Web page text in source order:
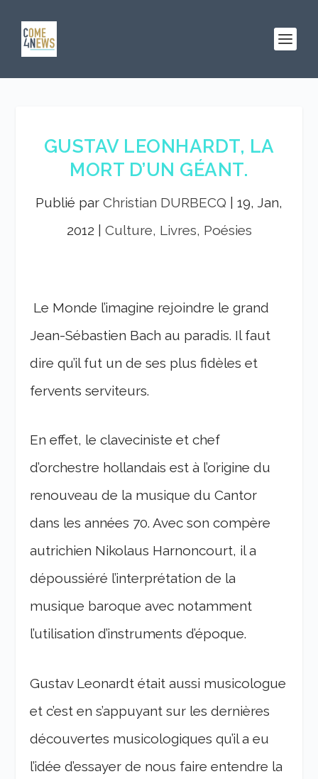
GUSTAV LEONHARDT, LA
MORT D’UN GÉANT.
Publié par Christian DURBECQ
19, Jan,
2012
Culture, Livres, Poésies
Le Monde l’imagine rejoindre le grand
Jean-Sébastien Bach au paradis. Il faut
dire qu’il fut un de ses plus fidèles et
fervents serviteurs.
En effet, le claveciniste et chef
d’orchestre hollandais est à l’origine du
renouveau de la musique du Cantor
dans les années 70. Avec son compère
autrichien Nikolaus Harnoncourt, il a
dépoussiéré l’interprétation de la
musique baroque avec notamment
l’utilisation d’instruments d’époque.
Gustav Leonardt était aussi musicologue
et c’est en s’appuyant sur les dernières
découvertes musicologiques qu’il a eu
l’idée d’essayer de nous faire entendre la